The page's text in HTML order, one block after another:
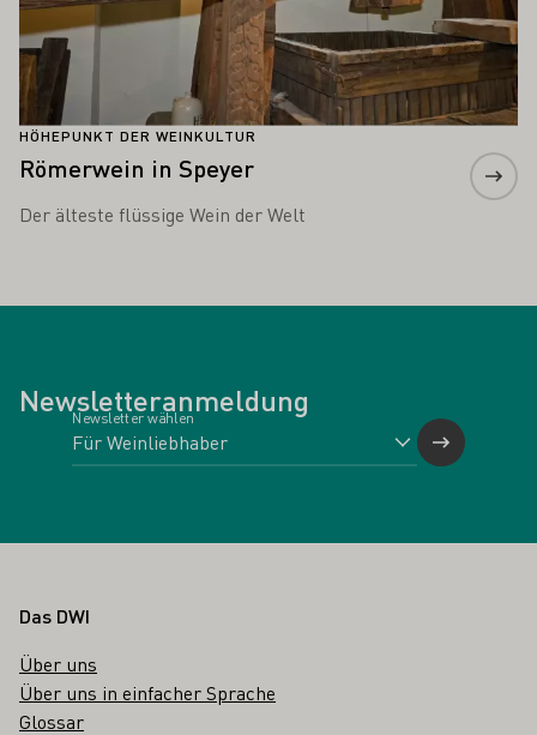
HÖHEPUNKT DER WEINKULTUR
Römerwein in Speyer
Der älteste flüssige Wein der Welt
Newsletteranmeldung
Newsletter wählen
Fußbereich
Das DWI
Über uns
Über uns in einfacher Sprache
Glossar